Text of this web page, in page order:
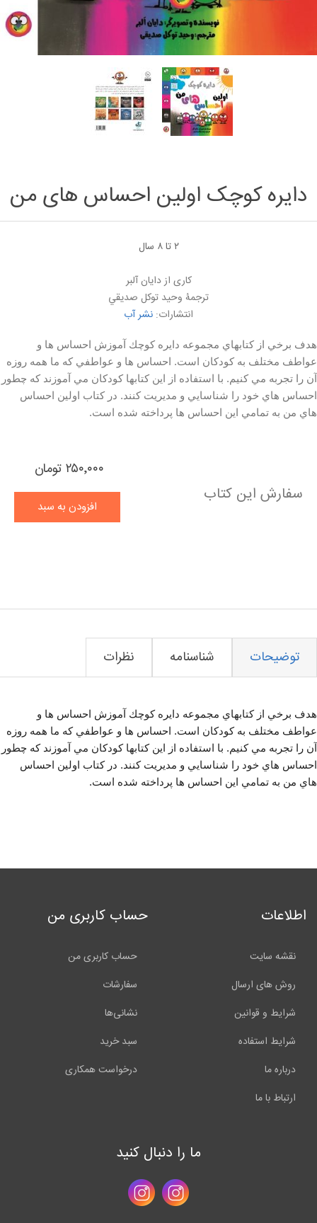
دایره کوچک اولین احساس های من
۲ تا ۸ سال
کاری از دايان آلبر
ترجمۀ وحيد توكل صديقي
انتشارات: نشر آب
هدف برخي از كتابهاي مجموعه دايره كوچك آموزش احساس ها و
عواطف مختلف به كودكان است. احساس ها و عواطفي كه ما همه روزه
آن را تجربه مي كنيم. با استفاده از اين كتابها كودكان مي آموزند كه چطور
احساس هاي خود را شناسايي و مديريت كنند. در كتاب اولين احساس
هاي من به تمامي اين احساس ها پرداخته شده است.
سفارش این کتاب
۲۵۰٬۰۰۰ تومان
افزودن به سبد
توضیحات شناسنامه نظرات
هدف برخي از كتابهاي مجموعه دايره كوچك آموزش احساس ها و
عواطف مختلف به كودكان است. احساس ها و عواطفي كه ما همه روزه
آن را تجربه مي كنيم. با استفاده از اين كتابها كودكان مي آموزند كه چطور
احساس هاي خود را شناسايي و مديريت كنند. در كتاب اولين احساس
هاي من به تمامي اين احساس ها پرداخته شده است.
اطلاعات
نقشه سایت
روش های ارسال
شرایط و قوانین
شرایط استفاده
درباره ما
ارتباط با ما
حساب کاربری من
حساب کاربری من
سفارشات
نشانی‌ها
سبد خرید
درخواست همکاری
ما را دنبال کنید